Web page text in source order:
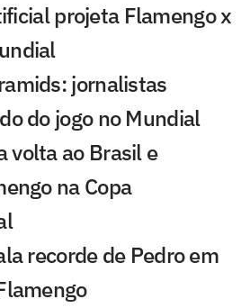
projeta Flamengo x
jornalistas
do jogo no Mundial
volta ao Brasil e
na Copa
recorde de Pedro em